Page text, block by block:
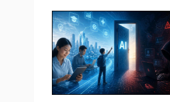
Đời sống
Nhà đẹp
Tình yêu - Gia đình
Blog